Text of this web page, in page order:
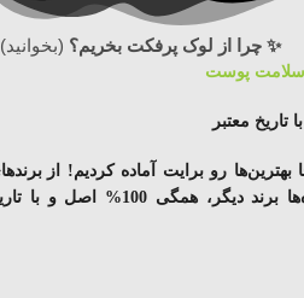
✨ چرا از لوک پرفکت بخریم؟ (بخوانید)
سلامت پوست
معتبر
رو برایت آماده کردیم!
از
برند دیگر ، همگی 100% اصل و با